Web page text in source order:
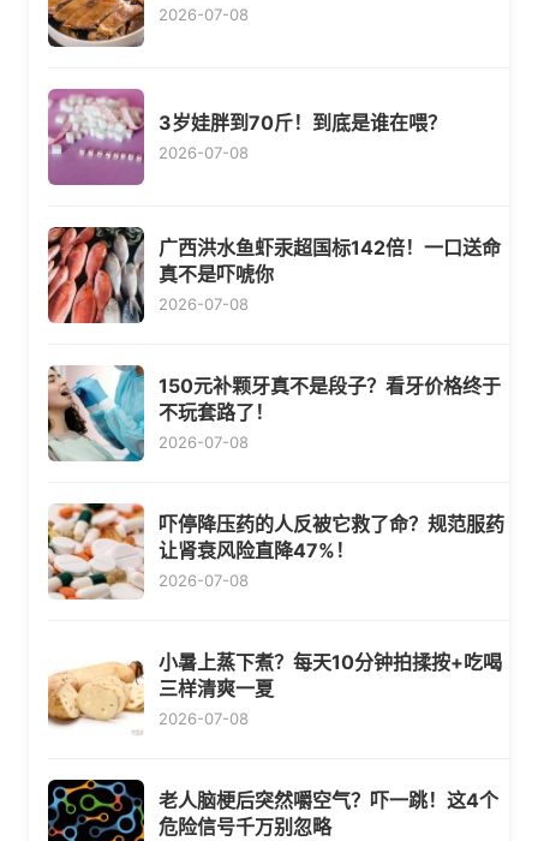
2026-07-08
3岁娃胖到70斤！到底是谁在喂？
2026-07-08
广西洪水鱼虾汞超国标142倍！一口送命
真不是吓唬你
2026-07-08
150元补颗牙真不是段子？看牙价格终于
不玩套路了！
2026-07-08
吓停降压药的人反被它救了命？规范服药
让肾衰风险直降47%！
2026-07-08
小暑上蒸下煮？每天10分钟拍揉按+吃喝
三样清爽一夏
2026-07-08
老人脑梗后突然嚼空气？吓一跳！这4个
危险信号千万别忽略